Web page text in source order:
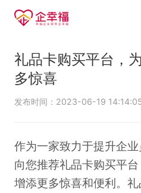
礼品卡购买平台，
多惊喜
发布时间：2023-06-19
作为一家致力于提升企
向您推荐礼品卡购买平台
增添更多惊喜和便利。